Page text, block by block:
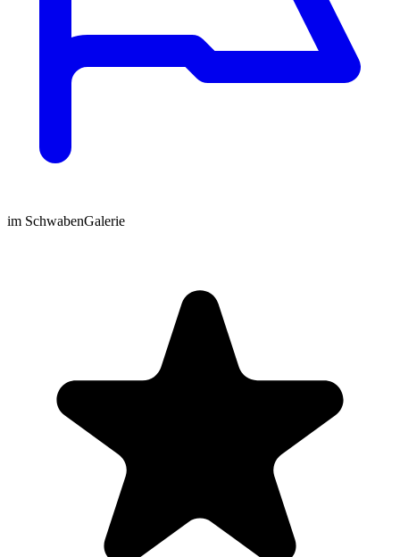
im SchwabenGalerie